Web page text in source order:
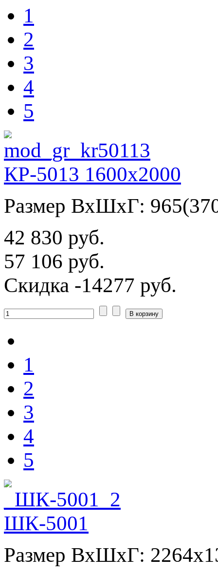
1
2
3
4
5
КР-5013 1600х2000
Размер ВхШхГ:
42 830 руб.
57 106 руб.
Скидка -14277 руб.
1
2
3
4
5
ШК-5001
Размер ВхШхГ: